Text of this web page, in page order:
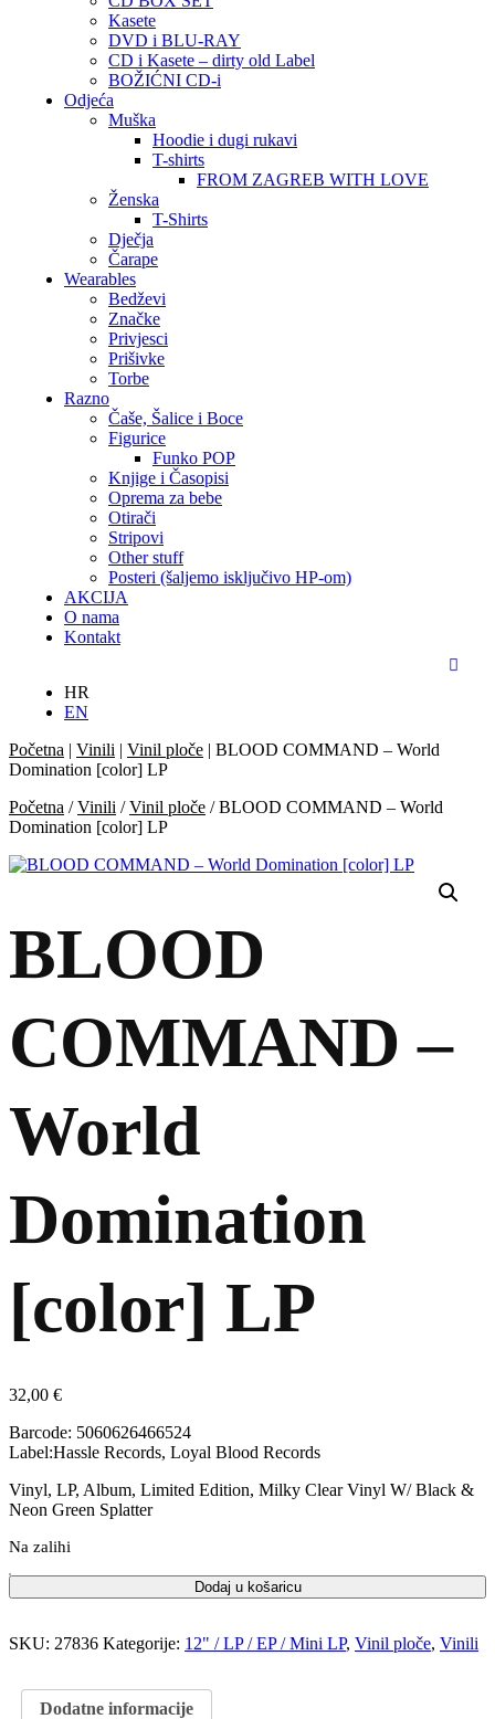
Kasete
DVD i BLU-RAY
CD i Kasete – dirty old Label
BOŽIĆNI CD-i
Odjeća
Muška
Hoodie i dugi rukavi
T-shirts
FROM ZAGREB WITH LOVE
Ženska
T-Shirts
Dječja
Čarape
Wearables
Bedževi
Značke
Privjesci
Prišivke
Torbe
Razno
Čaše, Šalice i Boce
Figurice
Funko POP
Knjige i Časopisi
Oprema za bebe
Otirači
Stripovi
Other stuff
Posteri (šaljemo isključivo HP-om)
AKCIJA
O nama
Kontakt
HR
EN
Početna | Vinili | Vinil ploče | BLOOD COMMAND – World
Domination [color] LP
Početna /Vinili /Vinil ploče / BLOOD COMMAND – World
Domination [color] LP
BLOOD
COMMAND –
World
Domination
[color] LP
32,00 €
Barcode: 5060626466524
Label:Hassle Records, Loyal Blood Records
Vinyl, LP, Album, Limited Edition, Milky Clear Vinyl W/ Black &
Neon Green Splatter
Na zalihi
Dodaj u košaricu
SKU: 27836 Kategorije: 12" / LP / EP / Mini LP, Vinil ploče, Vinili
Dodatne informacije